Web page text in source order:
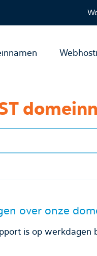
over onze
is op werkdagen